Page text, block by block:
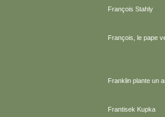
François Stahly
François, le pape
Franklin plante un
Frantisek Kupka